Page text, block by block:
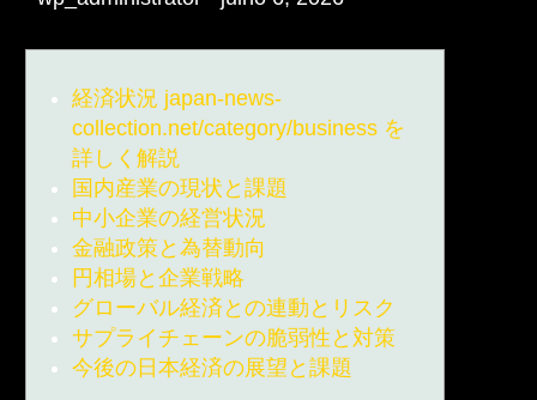
経済状況 japan-news-
collection.net/category/business を
詳しく解説
国内産業の現状と課題
中小企業の経営状況
金融政策と為替動向
円相場と企業戦略
グローバル経済との連動とリスク
サプライチェーンの脆弱性と対策
今後の日本経済の展望と課題